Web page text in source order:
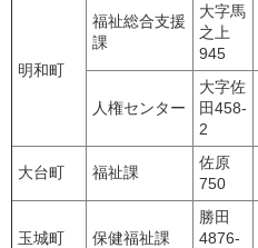
明和町
福祉総合支援
課
大字馬
之上
945
人権センター
大字佐
田458-
2
大台町 福祉課
佐原
750
玉城町 保健福祉課
勝田
4876-